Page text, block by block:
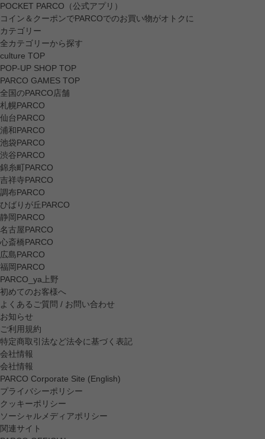
POCKET PARCO（公式アプリ）
コイン＆クーポンでPARCOでのお買い物がオトクに
カテゴリー
全カテゴリーから探す
culture TOP
POP-UP SHOP TOP
PARCO GAMES TOP
全国のPARCO店舗
札幌PARCO
仙台PARCO
浦和PARCO
池袋PARCO
渋谷PARCO
錦糸町PARCO
吉祥寺PARCO
調布PARCO
ひばりが丘PARCO
静岡PARCO
名古屋PARCO
心斎橋PARCO
広島PARCO
福岡PARCO
PARCO_ya上野
初めてのお客様へ
よくあるご質問 / お問い合わせ
お知らせ
ご利用規約
特定商取引法など法令に基づく表記
会社情報
会社情報
PARCO Corporate Site (English)
プライバシーポリシー
クッキーポリシー
ソーシャルメディアポリシー
関連サイト